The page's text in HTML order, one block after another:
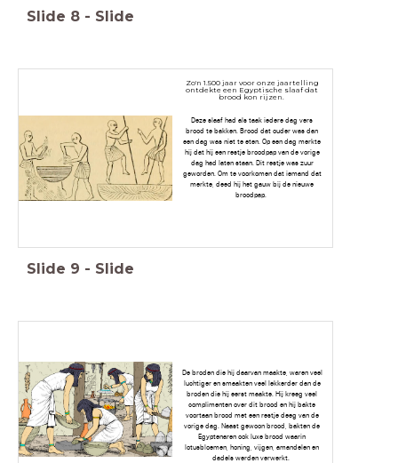
Slide 8 - Slide
Zo'n 1.500 jaar voor onze jaartelling
ontdekte een Egyptische slaaf dat
brood kon rijzen.
Deze slaaf had als taak iedere dag vers
brood te bakken. Brood dat ouder was dan
een dag was niet te eten. Op een dag merkte
hij dat hij een restje broodpap van de vorige
dag had laten staan. Dit restje was zuur
geworden. Om te voorkomen dat iemand dat
merkte, deed hij het gauw bij de nieuwe
broodpap.
Slide 9 - Slide
De broden die hij daarvan maakte, waren veel
luchtiger en smaakten veel lekkerder dan de
broden die hij eerst maakte. Hij kreeg veel
complimenten over dit brood en hij bakte
voortaan brood met een restje deeg van de
vorige dag. Naast gewoon brood, bakten de
Egyptenaren ook luxe brood waarin
lotusbloemen, honing, vijgen, amandelen en
dadels werden verwerkt.